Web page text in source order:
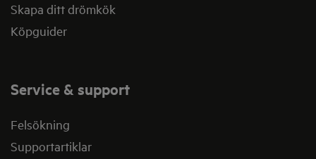
Skapa ditt drömkök
Köpguider
Service & support
Felsökning
Supportartiklar